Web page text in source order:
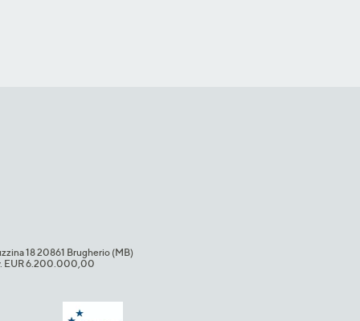
18 20861 Brugherio (MB)​
EUR 6.200.000,00​